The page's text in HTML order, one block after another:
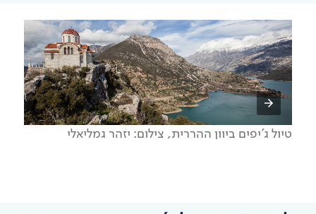
טיול ג'יפים ביוון ההררית, צילום: יזהר גמליאלי